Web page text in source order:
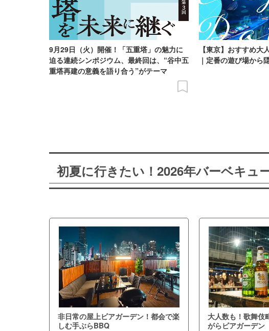
9月29日（火）開催！「五重塔」の魅力に
迫る連続シンポジウム、最終回は、“谷中五
重塔再建の意義を語り合う”がテーマ
【東京】おすすめ大
｜定番の遊び場から
初夏に行きたい！2026年バーベキュ
非日常の屋上ビアガーデン！都会で楽
しむ手ぶらBBQ
大人数も！歌舞伎
がらビアガーデン